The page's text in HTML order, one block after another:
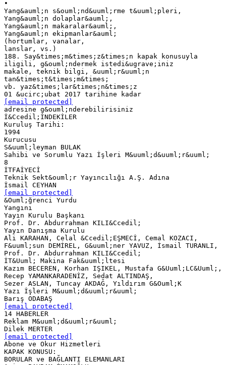
•
Yang&auml;n s&ouml;nd&uuml;rme t&uuml;pleri,
Yang&auml;n dolaplar&auml;,
Yang&auml;n makaralar&auml;,
Yang&auml;n ekipmanlar&auml;
(hortumlar, vanalar,
lanslar, vs.)
188. Say&times;m&times;z&times;n kapak konusuyla
iligili, g&ouml;ndermek istedi&ugrave;iniz
makale, teknik bilgi, &uuml;r&uuml;n
tan&times;t&times;m&times;
vb. yaz&times;lar&times;n&times;z
[email protected]
adresine g&ouml;nderebilirisiniz
İ&Ccedil;İNDEKİLER
Kuruluş Tarihi:
1994
Kurucusu
S&uuml;leyman BULAK
Sahibi ve Sorumlu Yazı İşleri M&uuml;d&uuml;r&uuml;
8
İTFAİYECİ
Teknik Sekt&ouml;r Yayıncılığı A.Ş. Adına
[email protected]
&Ouml;ğrenci Yurdu
Yangını
Yayın Kurulu Başkanı
Prof. Dr. Abdurrahman KILI&Ccedil;
Yayın Danışma Kurulu
Ali KARAHAN, Celal &Ccedil;EŞMECİ, Cemal KOZACI,
F&uuml;sun DEMİREL, G&uuml;ner YAVUZ, İsmail TURANLI,
Prof. Dr. Abdurrahman KILI&Ccedil;
İT&Uuml; Makina Fak&uuml;ltesi
Kazım BECEREN, Korhan IŞIKEL, Mustafa G&Uuml;LC&Uuml;,
Recep YAMANKARADENİZ, Sedat ALTINDAŞ,
Sezer ASLAN, Tuncay AKDAĞ, Yıldırım G&Ouml;K
Yazı İşleri M&uuml;d&uuml;r&uuml;
[email protected]
14 HABERLER
Reklam M&uuml;d&uuml;r&uuml;
[email protected]
Abone ve Okur Hizmetleri
KAPAK KONUSU:
BORULAR ve BAĞLANTI ELEMANLARI